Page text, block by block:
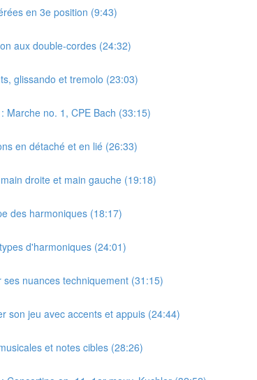
en 3e position (9:43)
aux double-cordes (24:32)
glissando et tremolo (23:03)
Marche no. 1, CPE Bach (33:15)
en détaché et en lié (26:33)
droite et main gauche (19:18)
des harmoniques (18:17)
d'harmoniques (24:01)
nuances techniquement (31:15)
son jeu avec accents et appuis (24:44)
et notes cibles (28:26)